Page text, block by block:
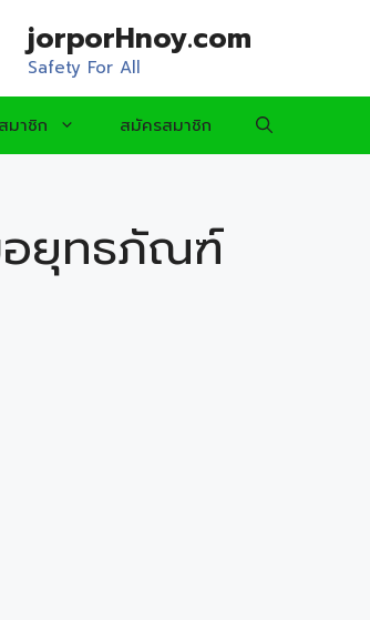
jorporHnoy.com
Safety For All
มาชิก สมัครสมาชิก
อยุทธภัณฑ์